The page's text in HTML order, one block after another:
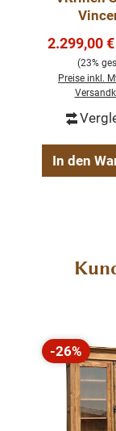
in der
Kombinieren
Möbeln aus
Die
1- teilig
Gewicht ca.
2.299,00 €
(23%
Preise inkl.
In den
Rabatt
-26%